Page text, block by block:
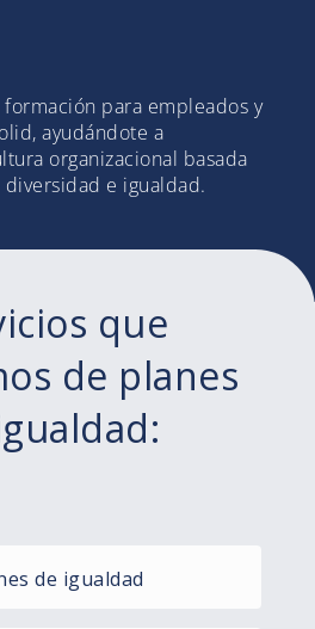
para empleados y
ayudándote a
organizacional basada
e igualdad.
que
de planes
de igualdad​